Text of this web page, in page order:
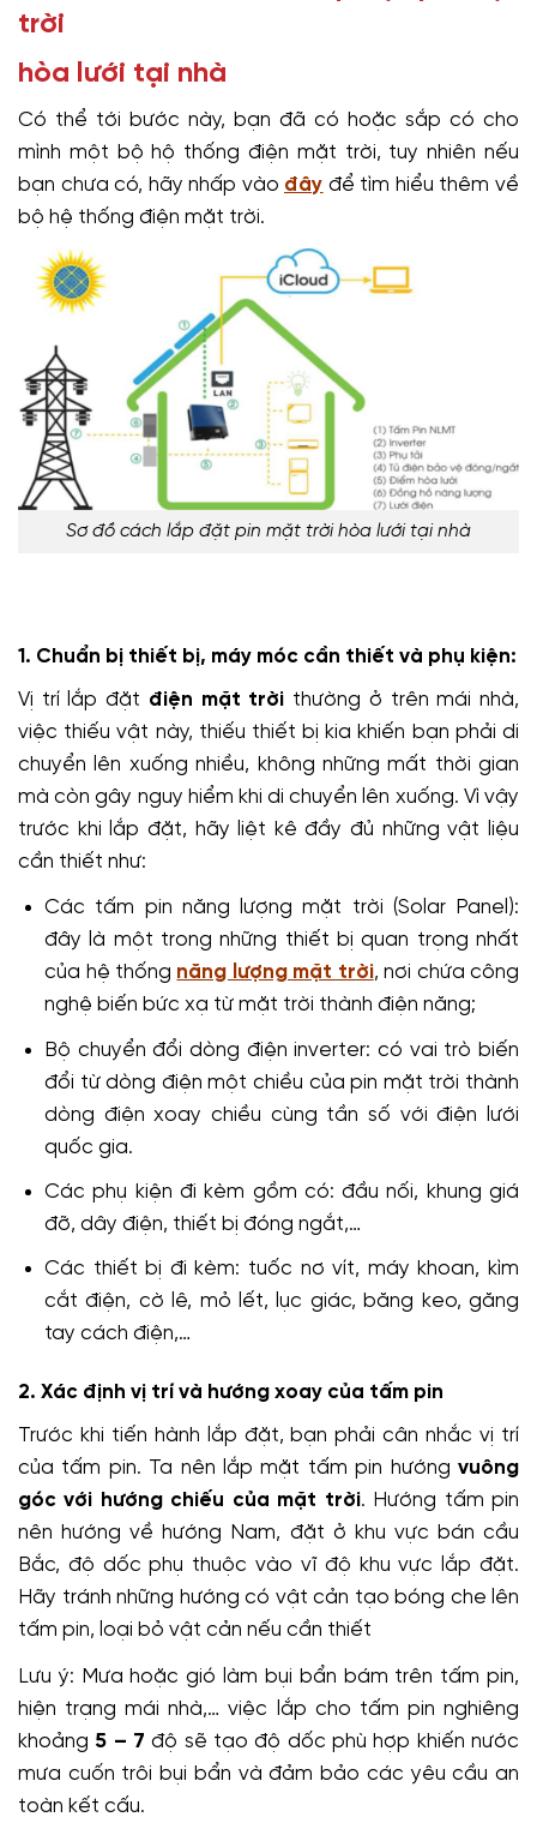
trời
hòa lưới tại nhà
Có thể tới bước này, bạn đã có hoặc sắp có cho
mình một bộ hộ thống điện mặt trời, tuy nhiên nếu
bạn chưa có, hãy nhấp vào đây để tìm hiểu thêm về
bộ hệ thống điện mặt trời.
Sơ đồ cách lắp đặt pin mặt trời hòa lưới tại nhà
1. Chuẩn bị thiết bị, máy móc cần thiết và phụ kiện:
Vị trí lắp đặt điện mặt trời thường ở trên mái nhà,
việc thiếu vật này, thiếu thiết bị kia khiến bạn phải di
chuyển lên xuống nhiều, không những mất thời gian
mà còn gây nguy hiểm khi di chuyển lên xuống. Vì vậy
trước khi lắp đặt, hãy liệt kê đầy đủ những vật liệu
cần thiết như:
Các tấm pin năng lượng mặt trời (Solar Panel):
đây là một trong những thiết bị quan trọng nhất
của hệ thống năng lượng mặt trời, nơi chứa công
nghệ biến bức xạ từ mặt trời thành điện năng;
Bộ chuyển đổi dòng điện inverter: có vai trò biến
đổi từ dòng điện một chiều của pin mặt trời thành
dòng điện xoay chiều cùng tần số với điện lưới
quốc gia.
Các phụ kiện đi kèm gồm có: đầu nối, khung giá
đỡ, dây điện, thiết bị đóng ngắt,…
Các thiết bị đi kèm: tuốc nơ vít, máy khoan, kìm
cắt điện, cờ lê, mỏ lết, lục giác, băng keo, găng
tay cách điện,…
2. Xác định vị trí và hướng xoay của tấm pin
Trước khi tiến hành lắp đặt, bạn phải cân nhắc vị trí
của tấm pin. Ta nên lắp mặt tấm pin hướng vuông
góc với hướng chiếu của mặt trời. Hướng tấm pin
nên hướng về hướng Nam, đặt ở khu vực bán cầu
Bắc, độ dốc phụ thuộc vào vĩ độ khu vực lắp đặt.
Hãy tránh những hướng có vật cản tạo bóng che lên
tấm pin, loại bỏ vật cản nếu cần thiết
Lưu ý: Mưa hoặc gió làm bụi bẩn bám trên tấm pin,
hiện trạng mái nhà,… việc lắp cho tấm pin nghiêng
khoảng 5 – 7 độ sẽ tạo độ dốc phù hợp khiến nước
mưa cuốn trôi bụi bẩn và đảm bảo các yêu cầu an
toàn kết cấu.